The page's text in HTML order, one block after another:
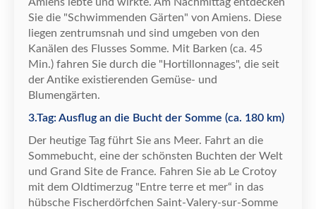
Sie die "Schwimmenden Gärten" von Amiens. Diese
liegen zentrumsnah und sind umgeben von den
Kanä len des Flusses Somme. Mit Barken (ca. 45
Min.) fahren Sie durch die "Hortillonnages", die seit
der Antike existierenden Gemüse- und
Blumengärten.
3.Tag: Ausflug an die Bucht der Somme (ca. 180 km)
Der heutige Tag führt Sie ans Meer. Fahrt an die
Sommebucht, eine der schönsten Buchten der Welt
und Grand Site de France. Fahren Sie ab Le Crotoy
mit dem Oldtimerzug "Entre terre et mer“ in das
hübsche Fischerdörfchen Saint-Valery-sur-Somme